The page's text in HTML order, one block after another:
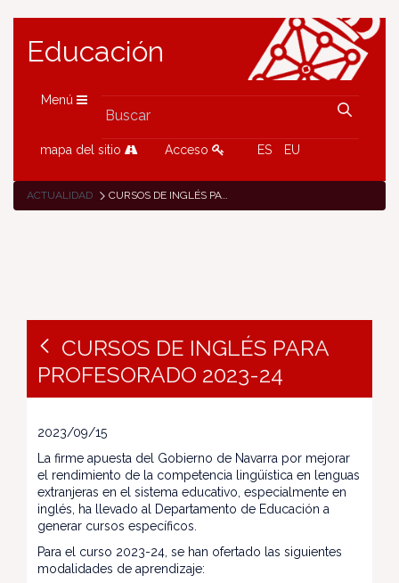
Educación
Menú
mapa del sitio Acceso ES EU
ACTUALIDAD CURSOS DE INGLÉS PARA PROFESORADO 2023-24
CURSOS DE INGLÉS PARA
PROFESORADO 2023-24
2023/09/15
La firme apuesta del Gobierno de Navarra por mejorar
el rendimiento de la competencia lingüística en lenguas
extranjeras en el sistema educativo, especialmente en
inglés, ha llevado al Departamento de Educación a
generar cursos específicos.
Para el curso 2023-24, se han ofertado las siguientes
modalidades de aprendizaje: